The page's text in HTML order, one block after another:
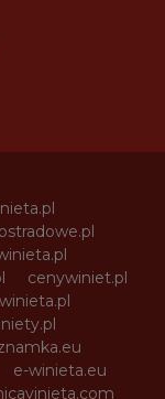
cenywiniet.pl
e-winieta.eu